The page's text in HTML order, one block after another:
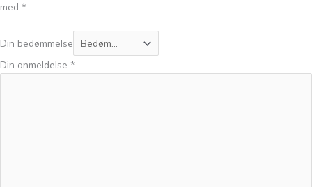
med *
Din bedømmelse
Din anmeldelse *